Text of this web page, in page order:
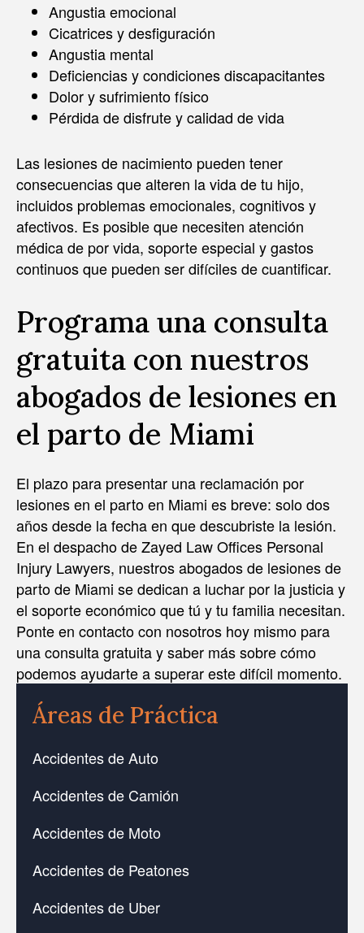
Angustia emocional
Cicatrices y desfiguración
Angustia mental
Deficiencias y condiciones discapacitantes
Dolor y sufrimiento físico
Pérdida de disfrute y calidad de vida
Las lesiones de nacimiento pueden tener
consecuencias que alteren la vida de tu hijo,
incluidos problemas emocionales, cognitivos y
afectivos. Es posible que necesiten atención
médica de por vida, soporte especial y gastos
continuos que pueden ser difíciles de cuantificar.
Programa una consulta
gratuita con nuestros
abogados de lesiones en
el parto de Miami
El plazo para presentar una reclamación por
lesiones en el parto en Miami es breve: solo dos
años desde la fecha en que descubriste la lesión.
En el despacho de Zayed Law Offices Personal
Injury Lawyers, nuestros abogados de lesiones de
parto de Miami se dedican a luchar por la justicia y
el soporte económico que tú y tu familia necesitan.
Ponte en contacto con nosotros hoy mismo para
una consulta gratuita y saber más sobre cómo
podemos ayudarte a superar este difícil momento.
Áreas de Práctica
Accidentes de Auto
Accidentes de Camión
Accidentes de Moto
Accidentes de Peatones
Accidentes de Uber